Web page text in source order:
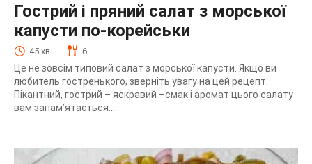
Гострий і пряний салат з морської
капусти по-корейськи
45 хв 6
Це не зовсім типовий салат з морської капусти. Якщо ви
любитель гостренького, зверніть увагу на цей рецепт.
Пікантний, гострий – яскравий –смак і аромат цього салату
вам запам’ятається....